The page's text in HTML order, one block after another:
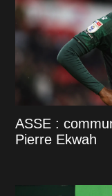
ASSE :
Pierre Ekwah